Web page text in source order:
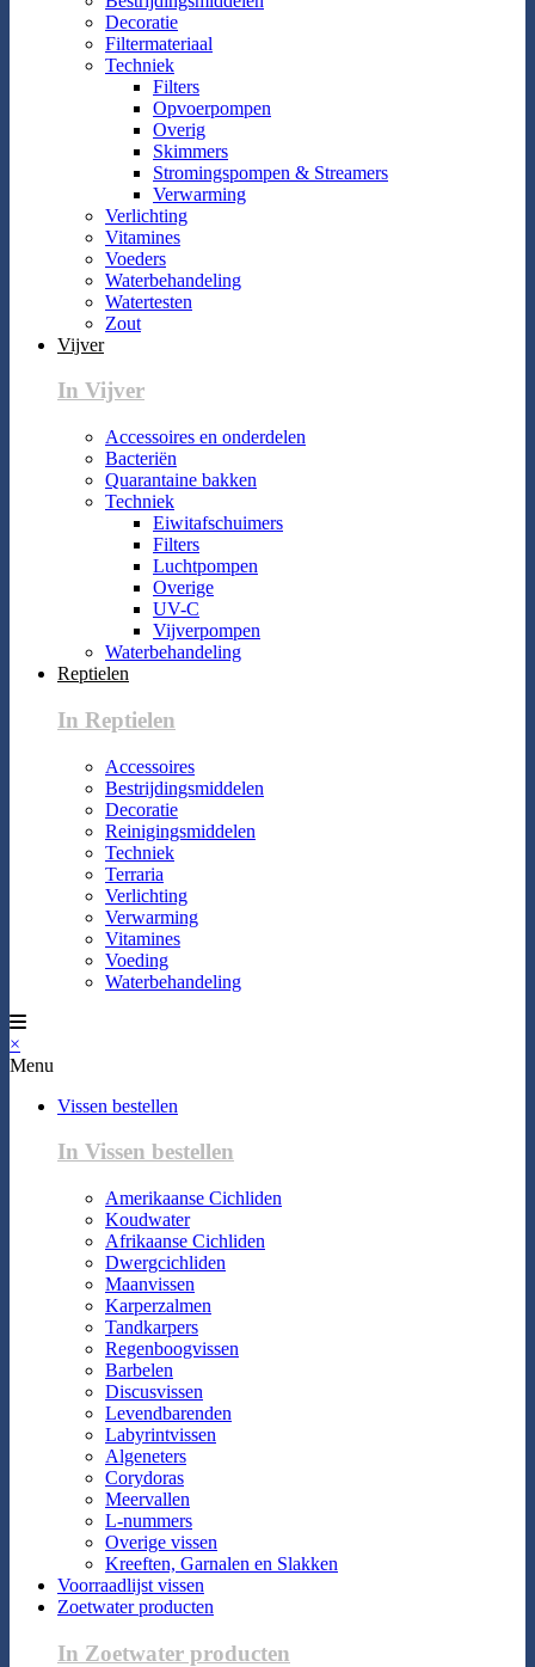
Decoratie
Filtermateriaal
Techniek
Filters
Opvoerpompen
Overig
Skimmers
Stromingspompen & Streamers
Verwarming
Verlichting
Vitamines
Voeders
Waterbehandeling
Watertesten
Zout
Vijver
In Vijver
Accessoires en onderdelen
Bacteriën
Quarantaine bakken
Techniek
Eiwitafschuimers
Filters
Luchtpompen
Overige
UV-C
Vijverpompen
Waterbehandeling
Reptielen
In Reptielen
Accessoires
Bestrijdingsmiddelen
Decoratie
Reinigingsmiddelen
Techniek
Terraria
Verlichting
Verwarming
Vitamines
Voeding
Waterbehandeling
×
Menu
Vissen bestellen
In Vissen bestellen
Amerikaanse Cichliden
Koudwater
Afrikaanse Cichliden
Dwergcichliden
Maanvissen
Karperzalmen
Tandkarpers
Regenboogvissen
Barbelen
Discusvissen
Levendbarenden
Labyrintvissen
Algeneters
Corydoras
Meervallen
L-nummers
Overige vissen
Kreeften, Garnalen en Slakken
Voorraadlijst vissen
Zoetwater producten
In Zoetwater producten